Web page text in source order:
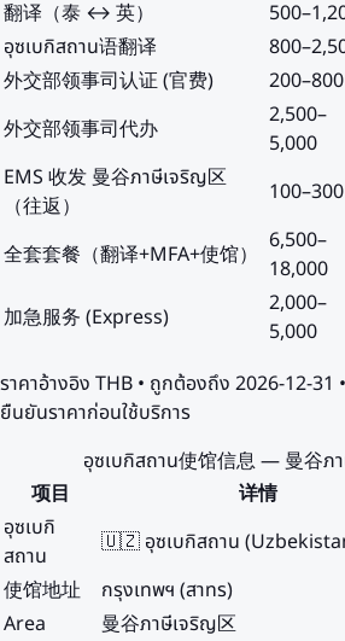
翻译（泰 ↔ 英）
500–
อุซเบกิสถาน语翻译
800–
外交部领事司认证 (官费)
200–800
外交部领事司代办
2,500–
5,000
EMS 收发 曼谷ภาษีเจริญ区
（往返）
100–300
全套套餐（翻译+MFA+使馆） 6,500–
18,000
加急服务 (Express) 2,000–
5,000
ราคาอ้างอิง THB • ถูกต้องถึง 2026-12-31
ยืนยันราคาก่อนใช้บริการ
อุซเบกิสถาน使馆信息 — 曼谷ภ
项目
详情
อุซเบกิ
สถาน
🇺🇿 อุซเบกิสถาน
使馆地址
กรุงเทพฯ (สาทร)
Area
曼谷ภาษีเจริญ区